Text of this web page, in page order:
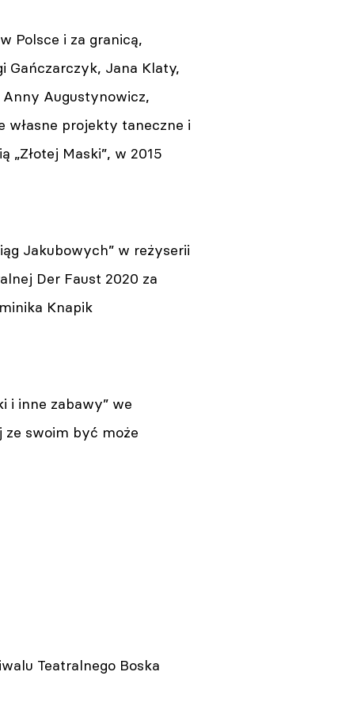
Polsce i za granicą,
Gańczarczyk, Jana Klaty,
Anny Augustynowicz,
własne projekty taneczne i
Maski”, w 2015
Jakubowych” w reżyserii
Der Faust 2020 za
Knapik
i inne zabawy” we
ze swoim być może
Teatralnego Boska